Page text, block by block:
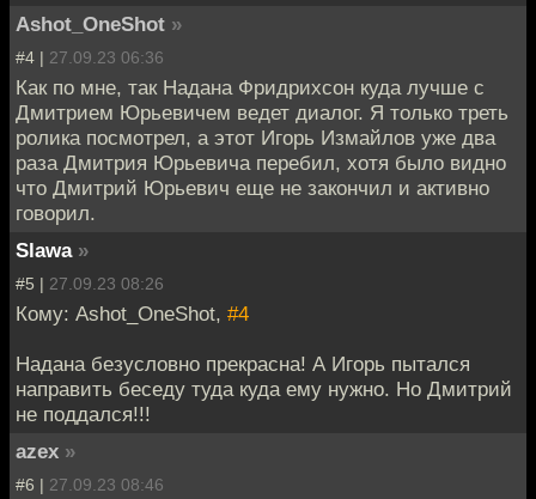
Ashot_OneShot »
#4 | 27.09.23 06:36
Как по мне, так Надана Фридрихсон куда лучше с
Дмитрием Юрьевичем ведет диалог. Я только треть
ролика посмотрел, а этот Игорь Измайлов уже два
раза Дмитрия Юрьевича перебил, хотя было видно
что Дмитрий Юрьевич еще не закончил и активно
говорил.
Slawa »
#5 | 27.09.23 08:26
Кому: Ashot_OneShot, #4
Надана безусловно прекрасна! А Игорь пытался
направить беседу туда куда ему нужно. Но Дмитрий
не поддался!!!
azex »
#6 | 27.09.23 08:46